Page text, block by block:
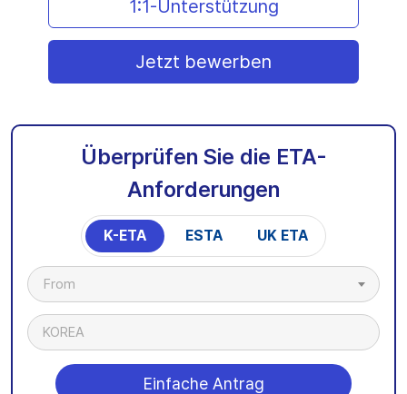
1:1-Unterstützung
Jetzt bewerben
Überprüfen Sie die ETA-
Anforderungen
K-ETA ESTA UK ETA
From
KOREA
Einfache Antrag